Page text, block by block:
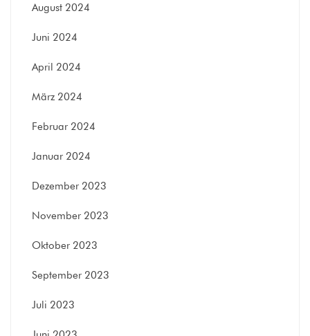
August 2024
Juni 2024
April 2024
März 2024
Februar 2024
Januar 2024
Dezember 2023
November 2023
Oktober 2023
September 2023
Juli 2023